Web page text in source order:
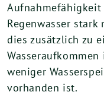
Aufnahmefähigkeit
Regenwasser
dies zusätzlich zu
weniger
vorhanden ist.